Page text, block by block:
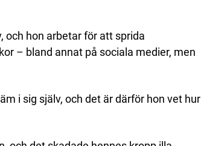
och hon arbetar för att sprida
– bland annat på sociala medier, men
i sig själv, och det är därför hon vet hur